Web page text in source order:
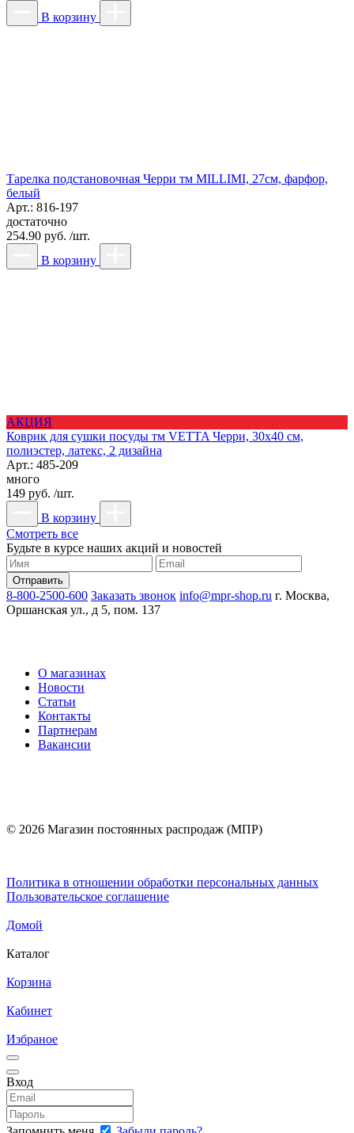
В корзину
Тарелка подстановочная Черри тм MILLIMI, 27см, фарфор,
белый
Арт.: 816-197
достаточно
254.90 руб. /шт.
В корзину
АКЦИЯ
Коврик для сушки посуды тм VETTA Черри, 30х40 см,
полиэстер, латекс, 2 дизайна
Арт.: 485-209
много
149 руб. /шт.
В корзину
Смотреть все
Будьте в курсе наших акций и новостей
8-800-2500-600 Заказать звонок info@mpr-shop.ru г. Москва,
Оршанская ул., д 5, пом. 137
О магазинах
Новости
Статьи
Контакты
Партнерам
Вакансии
© 2026 Магазин постоянных распродаж (МПР)
Политика в отношении обработки персональных данных
Пользовательское соглашение
Домой
Каталог
Корзина
Кабинет
Избраное
Вход